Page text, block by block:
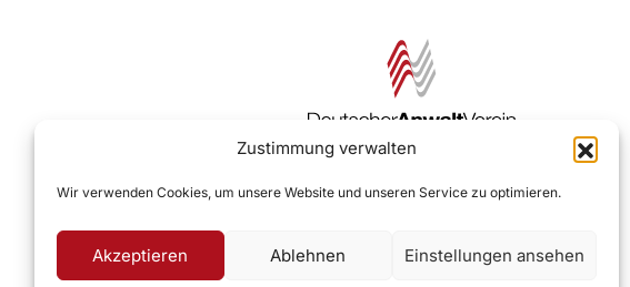
Zustimmung verwalten
Wir verwenden Cookies, um unsere Website und unseren Service zu optimieren.
Akzeptieren Ablehnen Einstellungen ansehen
Zur DAV Webseite